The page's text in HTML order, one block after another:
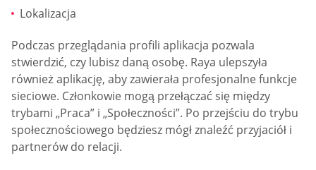
Lokalizacja
Podczas przeglądania profili aplikacja pozwala
stwierdzić, czy lubisz daną osobę. Raya ulepszyła
również aplikację, aby zawierała profesjonalne funkcje
sieciowe. Członkowie mogą przełączać się między
trybami „Praca” i „Społeczności”. Po przejściu do trybu
społecznościowego będziesz mógł znaleźć przyjaciół i
partnerów do relacji.